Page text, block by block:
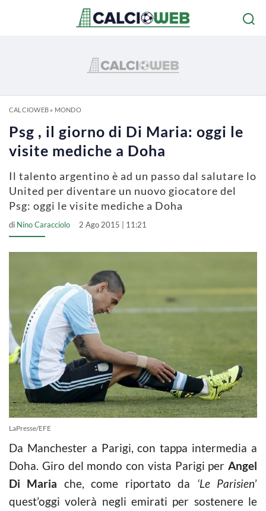
CALCIOWEB» MONDO
Psg , il giorno di Di Maria: oggi le
visite mediche a Doha
Il talento argentino è ad un passo dal salutare lo
United per diventare un nuovo giocatore del
Psg: oggi le visite mediche a Doha
di Nino Caracciolo 2 Ago 2015 | 11:21
LaPresse/EFE
Da Manchester a Parigi, con tappa intermedia a
Doha. Giro del mondo con vista Parigi per Angel
Di Maria che, come riportato da ‘Le Parisien’
quest’oggi volerà negli emirati per sostenere le